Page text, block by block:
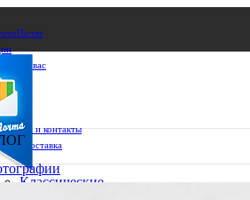
за вас
и контакты
и доставка
Классические